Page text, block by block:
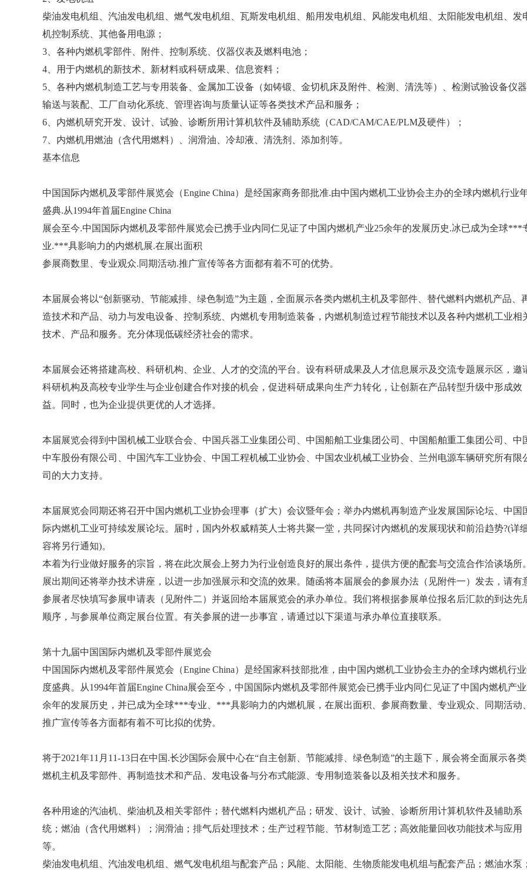
柴油发电机组、汽油发电机组、燃气发电机组、瓦斯发电机组、船用发电机组、风能发电机组、太阳能发电机组、发
机控制系统、其他备用电源；
3、各种内燃机零部件、附件、控制系统、仪器仪表及燃料电池；
4、用于内燃机的新技术、新材料或科研成果、信息资料；
5、各种内燃机制造工艺与专用装备、金属加工设备（如铸锻、金切机床及附件、检测、清洗等）、检测试验设备仪器
输送与装配、工厂自动化系统、管理咨询与质量认证等各类技术产品和服务；
6、内燃机研究开发、设计、试验、诊断所用计算机软件及辅助系统（CAD/CAM/CAE/PLM及硬件）；
7、内燃机用燃油（含代用燃料）、润滑油、冷却液、清洗剂、添加剂等。
基本信息
中国国际内燃机及零部件展览会（Engine China）是经国家商务部批准.由中国内燃机工业协会主办的全球内燃机行业
盛典.从1994年首届Engine China
展会至今.中国国际内燃机及零部件展览会已携手业内同仁见证了中国内燃机产业25余年的发展历史.冰已成为全球***
业.***具影响力的内燃机展.在展出面积
参展商数里、专业观众.同期活动.推广宣传等各方面都有着不可的优势。
本届展会将以“创新驱动、节能减排、绿色制造”为主题，全面展示各类内燃机主机及零部件、替代燃料内燃机产品、
造技术和产品、动力与发电设备、控制系统、内燃机专用制造装备，内燃机制造过程节能技术以及各种内燃机工业相
技术、产品和服务。充分体现低碳经济社会的需求。
本届展会还将搭建高校、科研机构、企业、人才的交流的平台。设有科研成果及人才信息展示及交流专题展示区，邀
科研机构及高校专业学生与企业创建合作对接的机会，促进科研成果向生产力转化，让创新在产品转型升级中形成效
益。同时，也为企业提供更优的人才选择。
本届展览会得到中国机械工业联合会、中国兵器工业集团公司、中国船舶工业集团公司、中国船舶重工集团公司、中
中车股份有限公司、中国汽车工业协会、中国工程机械工业协会、中国农业机械工业协会、兰州电源车辆研究所有限
司的大力支持。
本届展览会同期还将召开中国内燃机工业协会理事（扩大）会议暨年会；举办内燃机再制造产业发展国际论坛、中国
际内燃机工业可持续发展论坛。届时，国内外权威精英人士将共聚一堂，共同探讨內燃机的发展现状和前沿趋势?(详
容将另行通知)。
本着为行业做好服务的宗旨，将在此次展会上努力为行业创造良好的展出条件，提供方便的配套与交流合作洽谈场所。
展出期间还将举办技术讲座，以进一步加强展示和交流的效果。随函将本届展会的参展办法（见附件一）发去，请有
参展者尽快填写参展申请表（见附件二）并返回给本届展览会的承办单位。我们将根据参展单位报名后汇款的到达先
顺序，与参展单位商定展台位置。有关参展的进一步事宜，请通过以下渠道与承办单位直接联系。
第十九届中国国际内燃机及零部件展览会
中国国际内燃机及零部件展览会（Engine China）是经国家科技部批准，由中国内燃机工业协会主办的全球内燃机行
度盛典。从1994年首届Engine China展会至今，中国国际内燃机及零部件展览会已携手业内同仁见证了中国内燃机产
余年的发展历史，并已成为全球***专业、***具影响力的内燃机展，在展出面积、参展商数量、专业观众、同期活动、
推广宣传等各方面都有着不可比拟的优势。
将于2021年11月11-13日在中国.长沙国际会展中心在“自主创新、节能减排、绿色制造”的主题下，展会将全面展示各
燃机主机及零部件、再制造技术和产品、发电设备与分布式能源、专用制造装备以及相关技术和服务。
各种用途的汽油机、柴油机及相关零部件；替代燃料内燃机产品；研发、设计、试验、诊断所用计算机软件及辅助系
统；燃油（含代用燃料）；润滑油；排气后处理技术；生产过程节能、节材制造工艺；高效能量回收功能技术与应用
等。
柴油发电机组、汽油发电机组、燃气发电机组与配套产品；风能、太阳能、生物质能发电机组与配套产品；燃油水泵；